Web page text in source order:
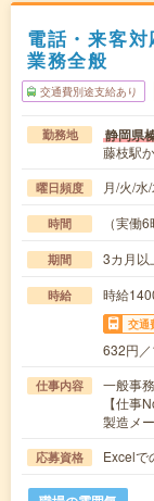
電話・来客
業務全般
交通費別途支給あり
勤務地 静岡県
藤枝駅
曜日頻度 月/火/水
時間 （実働
期間 3カ月以
時給 時給
交通
632円
仕事内容
一般事務
【仕事
製造メ
応募資格 Excelで